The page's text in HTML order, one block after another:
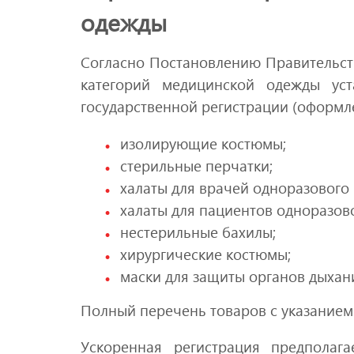
одежды
Согласно Постановлению
категорий медицинской одежды
государственной регистрации
изолирующие костюмы;
стерильные перчатки;
халаты для врачей
халаты для пациентов
нестерильные бахилы;
хирургические костюмы;
маски для защиты органов
Полный перечень товаров с
Ускоренная регистрация